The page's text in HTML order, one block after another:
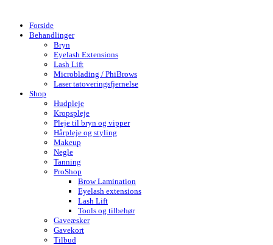
Forside
Behandlinger
Bryn
Eyelash Extensions
Lash Lift
Microblading / PhiBrows
Laser tatoveringsfjernelse
Shop
Hudpleje
Kropspleje
Pleje til bryn og vipper
Hårpleje og styling
Makeup
Negle
Tanning
ProShop
Brow Lamination
Eyelash extensions
Lash Lift
Tools og tilbehør
Gaveæsker
Gavekort
Tilbud